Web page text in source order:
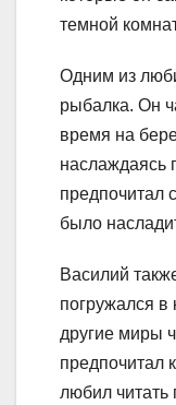
темной
Одним из
рыбалка. Он
время на
наслаждаясь
предпочитал
было
Василий
погружался в
другие миры
предпочитал
любил читать